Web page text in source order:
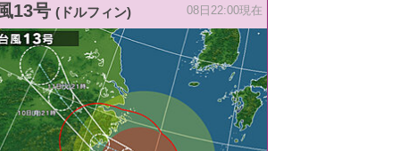
13号 (ドルフィン) 08日22:00現在